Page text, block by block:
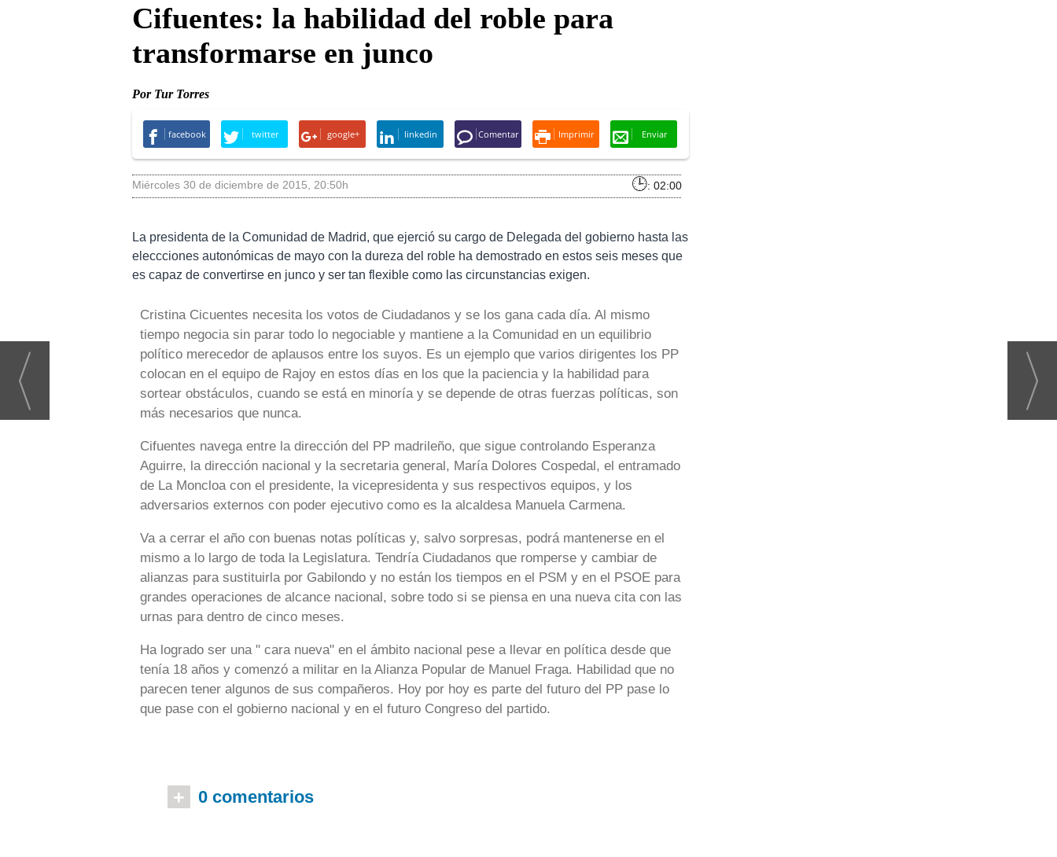
Cifuentes: la habilidad del roble para
transformarse en junco
Por Tur Torres
facebook twitter google+ linkedin Comentar Imprimir Enviar
miércoles 30 de diciembre de 2015 20:50h : 02:00
La presidenta de la Comunidad de Madrid, que ejerció su cargo de Delegada del gobierno hasta las
eleccciones autonómicas de mayo con la dureza del roble ha demostrado en estos seis meses que
es capaz de convertirse en junco y ser tan flexible como las circunstancias exigen.
Cristina Cicuentes necesita los votos de Ciudadanos y se los gana cada día. Al mismo
tiempo negocia sin parar todo lo negociable y mantiene a la Comunidad en un equilibrio
político merecedor de aplausos entre los suyos. Es un ejemplo que varios dirigentes los PP
colocan en el equipo de Rajoy en estos días en los que la paciencia y la habilidad para
sortear obstáculos, cuando se está en minoría y se depende de otras fuerzas políticas, son
más necesarios que nunca.
Cifuentes navega entre la dirección del PP madrileño, que sigue controlando Esperanza
Aguirre, la dirección nacional y la secretaria general, María Dolores Cospedal, el entramado
de La Moncloa con el presidente, la vicepresidenta y sus respectivos equipos, y los
adversarios externos con poder ejecutivo como es la alcaldesa Manuela Carmena.
Va a cerrar el año con buenas notas políticas y, salvo sorpresas, podrá mantenerse en el
mismo a lo largo de toda la Legislatura. Tendría Ciudadanos que romperse y cambiar de
alianzas para sustituirla por Gabilondo y no están los tiempos en el PSM y en el PSOE para
grandes operaciones de alcance nacional, sobre todo si se piensa en una nueva cita con las
urnas para dentro de cinco meses.
Ha logrado ser una " cara nueva" en el ámbito nacional pese a llevar en política desde que
tenía 18 años y comenzó a militar en la Alianza Popular de Manuel Fraga. Habilidad que no
parecen tener algunos de sus compañeros. Hoy por hoy es parte del futuro del PP pase lo
que pase con el gobierno nacional y en el futuro Congreso del partido.
+ 0 comentarios